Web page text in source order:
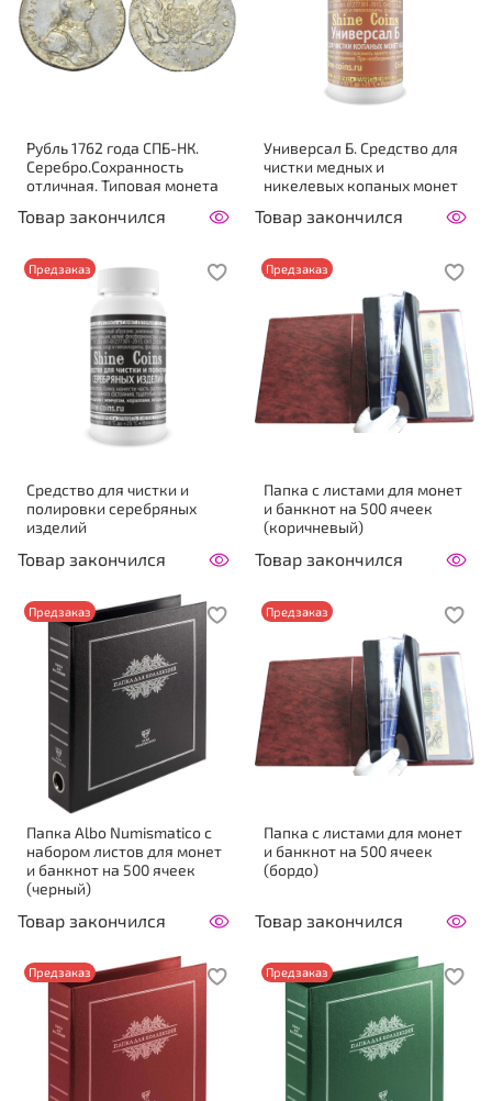
Рубль 1762 года СПБ-НК.
Серебро.Сохранность
отличная. Типовая монета
Товар закончился
Универсал Б. Средство для
чистки медных и
никелевых копаных монет
Товар закончился
Предзаказ
Средство для чистки и
полировки серебряных
изделий
Товар закончился
Предзаказ
Папка с листами для монет
и банкнот на 500 ячеек
(коричневый)
Товар закончился
Предзаказ
Папка Аlbo Numismatico с
набором листов для монет
и банкнот на 500 ячеек
(черный)
Товар закончился
Предзаказ
Папка с листами для монет
и банкнот на 500 ячеек
(бордо)
Товар закончился
Предзаказ Предзаказ